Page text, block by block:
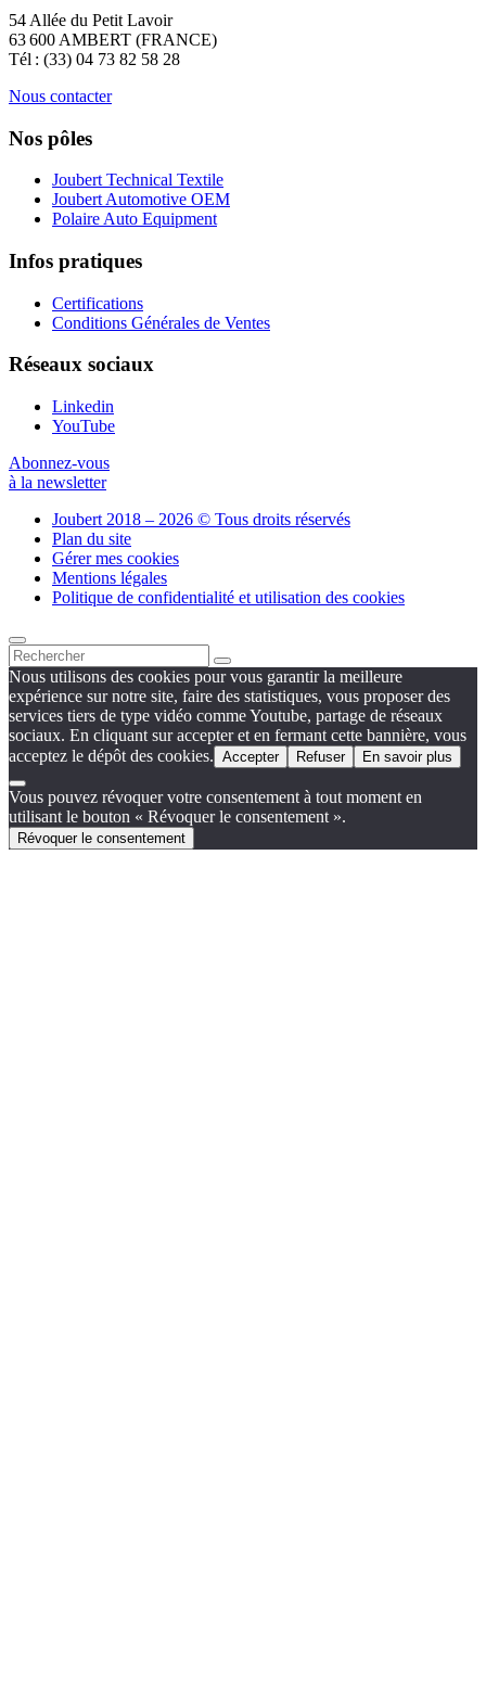
54 Allée du Petit Lavoir
63 600 AMBERT (FRANCE)
Tél : (33) 04 73 82 58 28
Nous contacter
Nos pôles
Joubert Technical Textile
Joubert Automotive OEM
Polaire Auto Equipment
Infos pratiques
Certifications
Conditions Générales de Ventes
Réseaux sociaux
Linkedin
YouTube
Abonnez-vous
à la newsletter
Joubert 2018 – 2026 © Tous droits réservés
Plan du site
Gérer mes cookies
Mentions légales
Politique de confidentialité et utilisation des cookies
Nous utilisons des cookies pour vous garantir la meilleure
expérience sur notre site, faire des statistiques, vous proposer des
services tiers de type vidéo comme Youtube, partage de réseaux
sociaux. En cliquant sur accepter et en fermant cette bannière, vous
acceptez le dépôt des cookies. Accepter Refuser En savoir plus
Vous pouvez révoquer votre consentement à tout moment en
utilisant le bouton « Révoquer le consentement ».
Révoquer le consentement